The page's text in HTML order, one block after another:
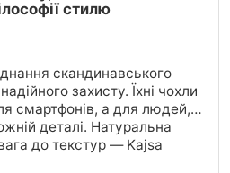
стилю
скандинавського
захисту. Їхні чохли
смартфонів, а для людей,
деталі. Натуральна
до текстур — Kajsa